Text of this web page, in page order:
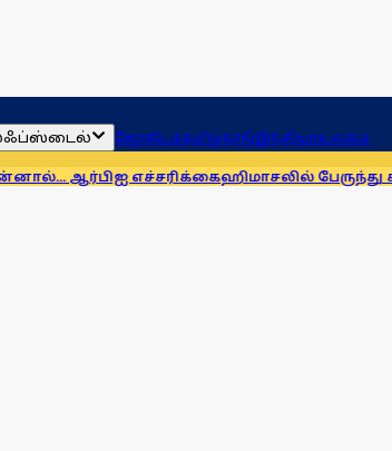
ஜோதிடம்தமிழ்நாடுஇந்தியாஉலகம்
எச்சரிக்கைஹிமாசலில் பேருந்து கவிழ்ந்து